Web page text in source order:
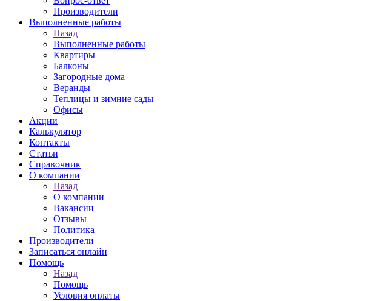
Производители
Выполненные работы
Назад
Выполненные работы
Квартиры
Балконы
Загородные дома
Веранды
Теплицы и зимние сады
Офисы
Акции
Калькулятор
Контакты
Статьи
Справочник
О компании
Назад
О компании
Вакансии
Отзывы
Политика
Производители
Записаться онлайн
Помощь
Назад
Помощь
Условия оплаты